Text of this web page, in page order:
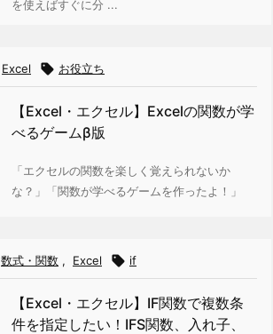
を使えばすぐに分 ...
Excel  お役立ち
【Excel・エクセル】Excelの関数が学
べるゲームβ版
「エクセルの関数を楽しく覚えられないか
な？」「関数が学べるゲームを作ったよ！」
数式・関数 , Excel  if
【Excel・エクセル】IF関数で複数条
件を指定したい！IFS関数、入れ子、